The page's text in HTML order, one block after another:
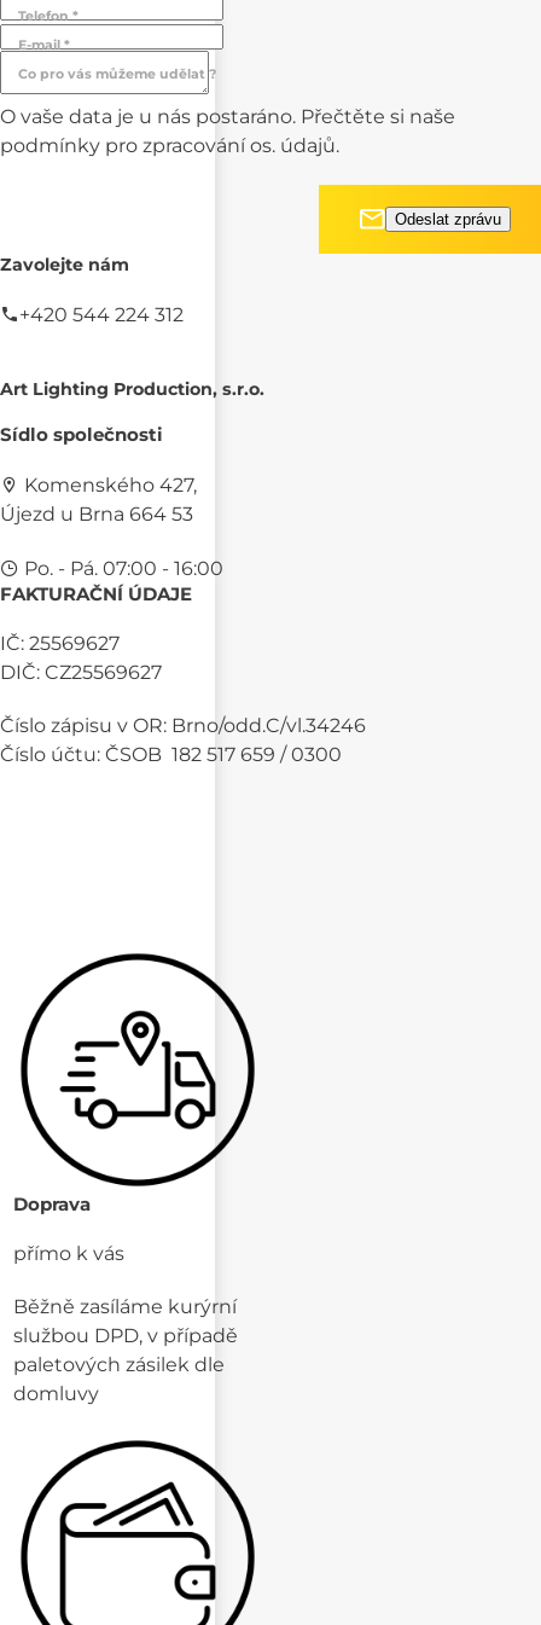
Telefon *
E-mail *
Co pro vás můžeme udělat ?
O vaše data je u nás postaráno. Přečtěte si naše
podmínky pro zpracování os. údajů.
Zavolejte nám
+420 544 224 312
Art Lighting Production, s.r.o.
Sídlo společnosti
Komenského 427,
Újezd u Brna 664 53
Po. - Pá. 07:00 - 16:00
FAKTURAČNÍ ÚDAJE
IČ: 25569627
DIČ: CZ25569627
Číslo zápisu v OR: Brno/odd.C/vl.34246
Číslo účtu: ČSOB 182 517 659 / 0300
Doprava
přímo k vás
Běžně zasíláme kurýrní
službou DPD, v případě
paletových zásilek dle
domluvy